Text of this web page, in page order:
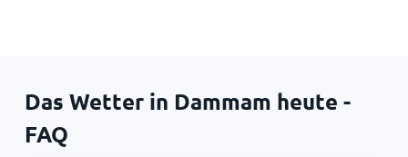
Das Wetter in Dammam heute -
FAQ